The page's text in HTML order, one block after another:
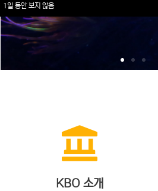
KBO 소개
1일 동안 보지 않음